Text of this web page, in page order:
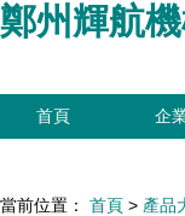
鄭州輝航
首頁 企
當前位置： 首頁 > 產品